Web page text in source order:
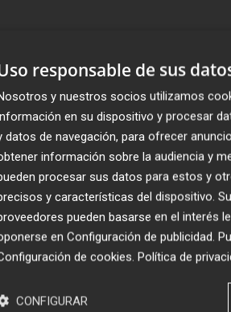
responsable de sus
y nuestros socios utilizamos
en su dispositivo y procesar
datos de navegación, para ofrecer
información sobre la audiencia y
procesar sus datos para estos y
y características del dispositivo.
pueden basarse en el interés
en Configuración de publicidad.
de cookies. Política de
CONFIGURAR